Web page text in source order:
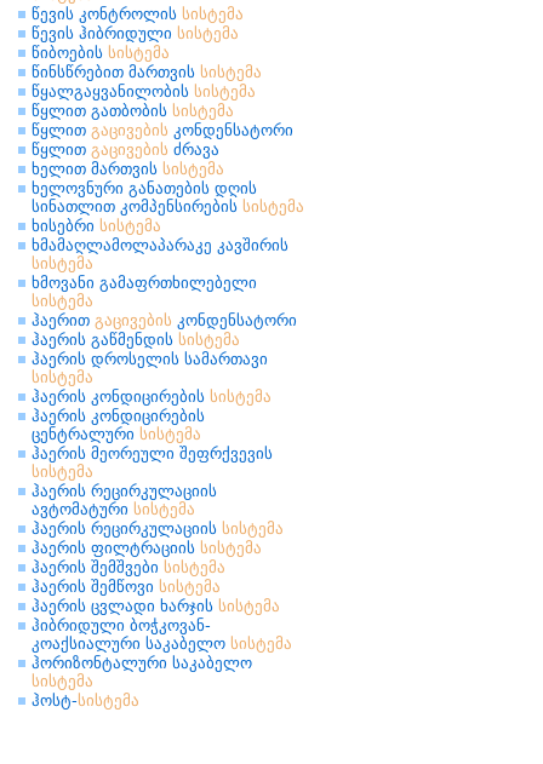
წევის კონტროლის სისტემა
წევის ჰიბრიდული სისტემა
წიბოების სისტემა
წინსწრებით მართვის სისტემა
წყალგაყვანილობის სისტემა
წყლით გათბობის სისტემა
წყლით გაცივების კონდენსატორი
წყლით გაცივების ძრავა
ხელით მართვის სისტემა
ხელოვნური განათების დღის
სინათლით კომპენსირების სისტემა
ხისებრი სისტემა
ხმამაღლამოლაპარაკე კავშირის
სისტემა
ხმოვანი გამაფრთხილებელი
სისტემა
ჰაერით გაცივების კონდენსატორი
ჰაერის გაწმენდის სისტემა
ჰაერის დროსელის სამართავი
სისტემა
ჰაერის კონდიცირების სისტემა
ჰაერის კონდიცირების
ცენტრალური სისტემა
ჰაერის მეორეული შეფრქვევის
სისტემა
ჰაერის რეცირკულაციის
ავტომატური სისტემა
ჰაერის რეცირკულაციის სისტემა
ჰაერის ფილტრაციის სისტემა
ჰაერის შემშვები სისტემა
ჰაერის შემწოვი სისტემა
ჰაერის ცვლადი ხარჯის სისტემა
ჰიბრიდული ბოჭკოვან-
კოაქსიალური საკაბელო სისტემა
ჰორიზონტალური საკაბელო
სისტემა
ჰოსტ-სისტემა